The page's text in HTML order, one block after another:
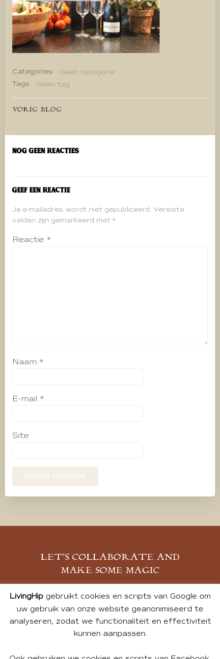
Categories:
Geen categorie
Tags:
Geen tag
Bericht
navigatie
VORIG BLOG
Nog geen reacties
Geef een reactie
Je e-mailadres wordt niet gepubliceerd. Vereiste
velden zijn gemarkeerd met *
Reactie *
Naam *
E-mail *
Site
LET’S COLLABORATE AND
MAKE SOME MAGIC
MELD JE AAN
LivingHipgebruikt cookies en scripts van Google om
uw gebruik van onze website geanonimiseerd te
analyseren, zodat we functionaliteit en effectiviteit
kunnen aanpassen.